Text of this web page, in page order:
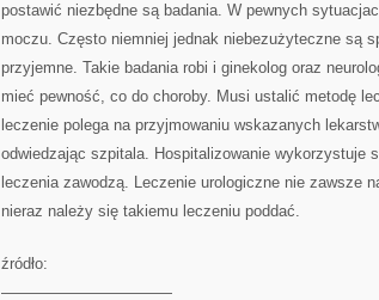
postawić niezbędne są badania. W pewnych
moczu. Często niemniej jednak niebezużyteczne są
przyjemne. Takie badania robi i ginekolog oraz
mieć pewność, co do choroby. Musi ustalić metodę
leczenie polega na przyjmowaniu wskazanych
odwiedzając szpitala. Hospitalizowanie wykorzystuje
leczenia zawodzą. Leczenie urologiczne nie zawsze
nieraz należy się takiemu leczeniu poddać.
źródło:
———————————